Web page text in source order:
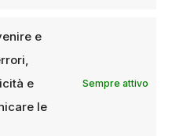
e
e
le
Sempre attivo